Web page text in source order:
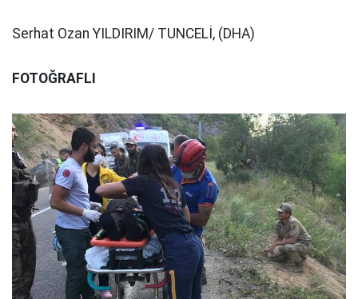
Serhat Ozan YILDIRIM/ TUNCELİ, (DHA)
FOTOĞRAFLI